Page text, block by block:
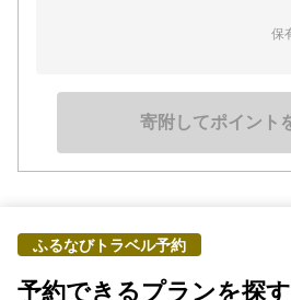
保
寄附してポイント
ふるなびトラベル予約
予約できるプランを探す